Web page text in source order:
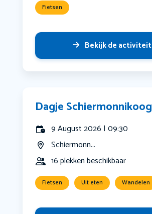
Fietsen
Bekijk de activiteit
Dagje Schiermonnikoog
9 August 2026 | 09:30
Schiermonn...
16 plekken beschikbaar
Fietsen Uit eten Wandelen